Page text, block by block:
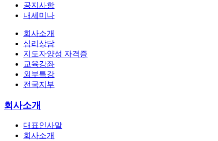
공지사항
내세미나
회사소개
심리상담
지도자양성 자격증
교육강좌
외부특강
전국지부
회사소개
대표인사말
회사소개